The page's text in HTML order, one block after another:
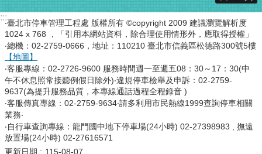
:::
‧臺北市停車管理工程處 版權所有 ©copyright 2009 建議瀏覽解析度
1024 x 768 ，「引用本網站資料，除合理使用情形外，應取得授權」
‧總機：02-2759-0666，地址：110210 臺北市信義區松德路300號5樓
【地圖】
‧客服專線：02-2726-9600 服務時間週一至週五08：30～17：30(中
午不休息照常接聽例假日除外)‧違規停車檢舉及申訴：02-2759-
9637(為提升服務品質，本專線通話過程全程錄音 )
‧客服傳真專線：02-2759-9634‧請多利用市民熱線1999查詢停車相關
業務‧
‧自行車查詢專線：龍門國中地下停車場(24小時) 02-27398983 , 撫遠
放置場(24小時) 02-27616571
更新日期
115-08-07